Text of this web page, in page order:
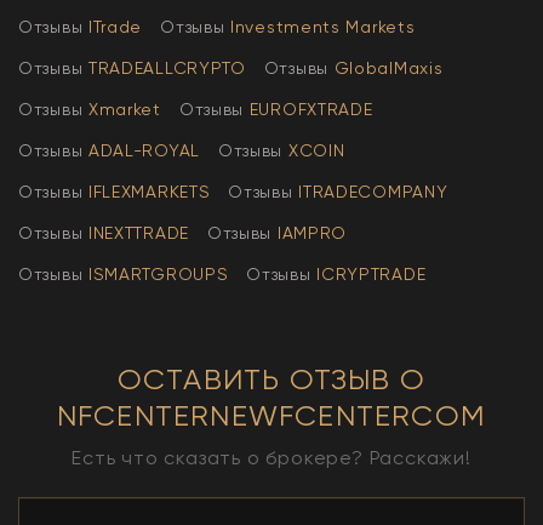
Отзывы ITrade Отзывы Investments Markets
Отзывы TRADEALLCRYPTO Отзывы GlobalMaxis
Отзывы Xmarket Отзывы EUROFXTRADE
Отзывы АDAL-ROYAL Отзывы XCOIN
Отзывы IFLEXMARKETS Отзывы ITRADECOMPANY
Отзывы INEXTTRADE Отзывы IAMPRO
Отзывы ISMARTGROUPS Отзывы ICRYPTRADE
ОСТАВИТЬ ОТЗЫВ О
NFCENTERNEWFCENTERCOM
Есть что сказать о брокере? Расскажи!